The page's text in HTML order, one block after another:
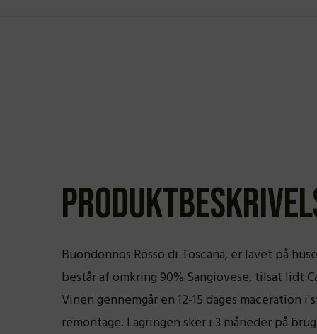
Buondonnos Rosso di Toscana, er lavet på
består af omkring 90% Sangiovese, tilsat lidt
Vinen gennemgår en 12-15 dages maceration
remontage. Lagringen sker i 3 måneder på